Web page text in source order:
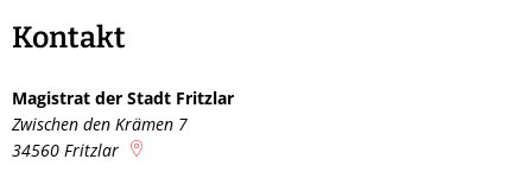
Kontakt
Magistrat der Stadt Fritzlar
Zwischen den Krämen 7
34560 Fritzlar